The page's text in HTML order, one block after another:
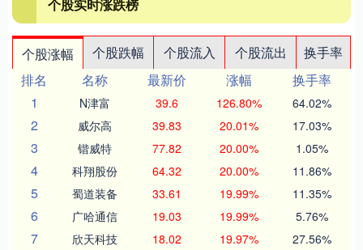
个股实时涨跌榜
个股涨幅 个股跌幅 个股流入 个股流出
换手率
排名
名称 最新价 涨幅
换手率
1
N津富 39.6 126.80% 64.02%
2 威尔高 39.83 20.01% 17.03%
3 锴威特 77.82 20.00% 1.05%
4 科翔股份 64.32 20.00% 11.86%
5 蜀道装备 33.61 19.99% 11.35%
6 广哈通信 19.03 19.99% 5.76%
7 欣天科技 18.02 19.97% 27.56%